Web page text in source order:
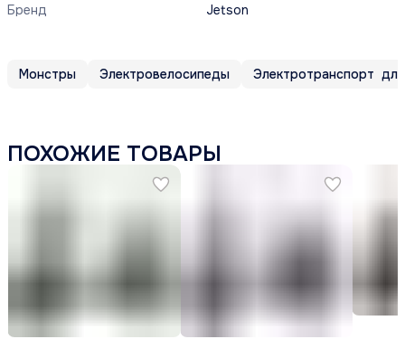
Бренд
Jetson
Монстры Электровелосипеды
ПОХОЖИЕ ТОВАРЫ